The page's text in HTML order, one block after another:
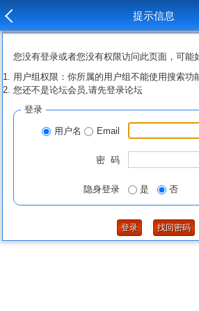
提示信息
您没有登录或者您没有权限访问此页面，可能
用户组权限：你所属的用户组不能使用搜索功
您还不是论坛会员,请先登录论坛
登录
用户名 Email
密 码
隐身登录 是 否